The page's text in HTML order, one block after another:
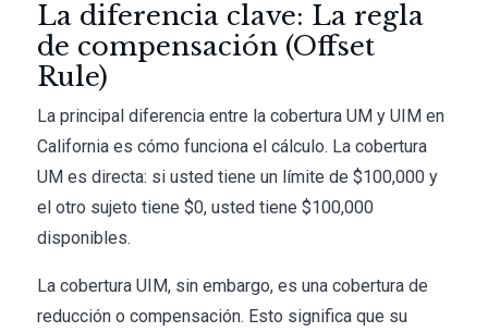
La diferencia clave: La regla
de compensación (Offset
Rule)
La principal diferencia entre la cobertura UM y UIM en
California es cómo funciona el cálculo. La cobertura
UM es directa: si usted tiene un límite de $100,000 y
el otro sujeto tiene $0, usted tiene $100,000
disponibles.
La cobertura UIM, sin embargo, es una cobertura de
reducción o compensación. Esto significa que su